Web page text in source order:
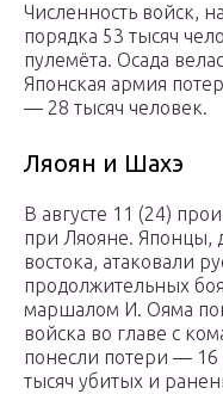
Численность войск,
порядка 53 тысяч
пулемёта. Осада
Японская армия
— 28 тысяч человек.
Ляоян и Шахэ
В августе 11 (24)
при Ляояне. Японцы,
востока, атаковали
продолжительных
маршалом И. Ояма
войска во главе с
понесли потери —
тысяч убитых и